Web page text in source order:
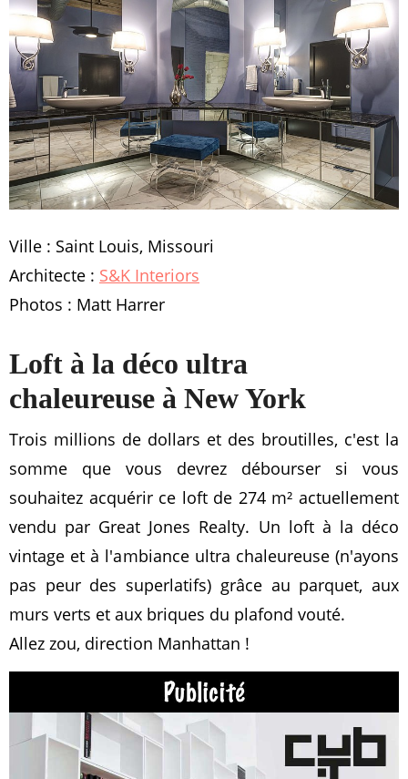
Ville : Saint Louis, Missouri
Architecte : S&K Interiors
Photos : Matt Harrer
Loft à la déco ultra
chaleureuse à New York
Trois millions de dollars et des broutilles, c'est la
somme que vous devrez débourser si vous
souhaitez acquérir ce loft de 274 m² actuellement
vendu par Great Jones Realty. Un loft à la déco
vintage et à l'ambiance ultra chaleureuse (n'ayons
pas peur des superlatifs) grâce au parquet, aux
murs verts et aux briques du plafond vouté.
Allez zou, direction Manhattan !